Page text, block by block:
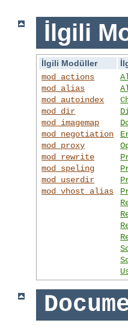
İlgili
İlgili Modüller
mod_actions
mod_alias
mod_autoindex
mod_dir
mod_imagemap
mod_negotiation
mod_proxy
mod_rewrite
mod_speling
mod_userdir
mod_vhost_alias